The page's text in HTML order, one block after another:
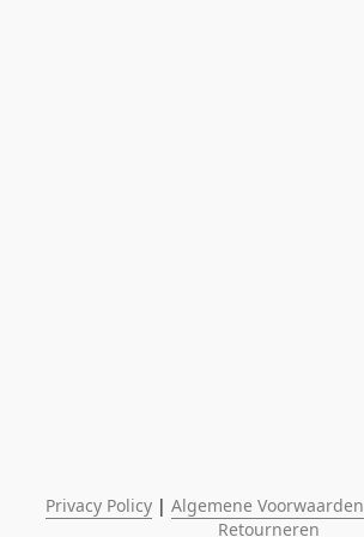
Privacy Policy | Algemene Voorwaarden
Retourneren